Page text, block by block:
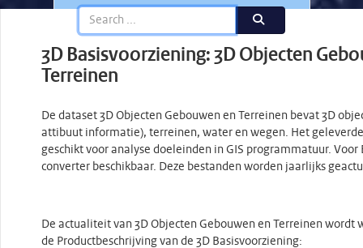
3D Basisvoorziening: 3D Objecten
Terreinen
De dataset 3D Objecten Gebouwen en Terreinen bevat 3D
attibuut informatie), terreinen, water en wegen. Het
geschikt voor analyse doeleinden in GIS programmatuur. Voor
converter beschikbaar. Deze bestanden worden jaarlijks
De actualiteit van 3D Objecten Gebouwen en Terreinen wordt
de Productbeschrijving van de 3D Basisvoorziening: